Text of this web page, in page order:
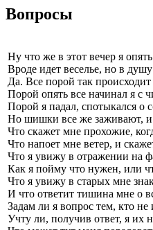
Вопросы
Ну что же в этот вечер я
Вроде идет веселье, но в
Да. Все порой так происходит
Порой опять все начинал я с
Порой я падал, спотыкался о
Но шишки все же заживают, и
Что скажет мне прохожие,
Что напоет мне ветер, и
Что я увижу в отражении на
Как я пойму что нужен, или
Что я увижу в старых мне
И что ответит тишина мне о
Задам ли я вопрос тем, кто не
Учту ли, получив ответ, я их